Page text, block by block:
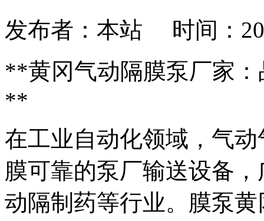
发布者：本站 时间：
**黄冈气动隔膜泵厂家
**
在工业自动化领域，气
膜可靠的泵厂输送设备
动隔制药等行业。膜泵